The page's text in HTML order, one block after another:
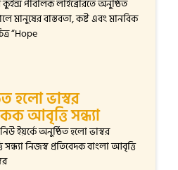
পাবলিক লাইব্রেরিতে অনুষ্ঠিত
মানুষের বাস্তবতা, কষ্ট এবং মানবিক
“Hope
হলো ভাস্বর
আবৃত্তি সন্ধ্যা
ইয়র্কে অনুষ্ঠিত হলো ভাস্বর
নিজস্ব প্রতিবেদক বাংলা আবৃত্তি